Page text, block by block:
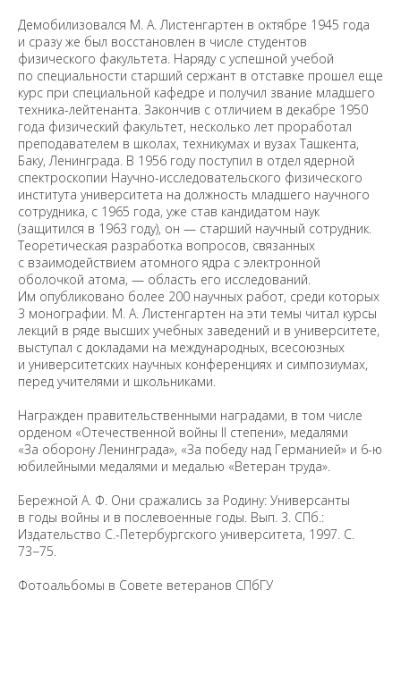
Демобилизовался М. А. Листенгартен в октябре 1945 года
и сразу же был восстановлен в числе студентов
физического факультета. Наряду с успешной учебой
по специальности старший сержант в отставке прошел еще
курс при специальной кафедре и получил звание младшего
техника-лейтенанта. Закончив с отличием в декабре 1950
года физический факультет, несколько лет проработал
преподавателем в школах, техникумах и вузах Ташкента,
Баку, Ленинграда. В 1956 году поступил в отдел ядерной
спектроскопии Научно-исследовательского физического
института университета на должность младшего научного
сотрудника, с 1965 года, уже став кандидатом наук
(защитился в 1963 году), он — старший научный сотрудник.
Теоретическая разработка вопросов, связанных
с взаимодействием атомного ядра с электронной
оболочкой атома, — область его исследований.
Им опубликовано более 200 научных работ, среди которых
3 монографии. М. А. Листенгартен на эти темы читал курсы
лекций в ряде высших учебных заведений и в университете,
выступал с докладами на международных, всесоюзных
и университетских научных конференциях и симпозиумах,
перед учителями и школьниками.
Награжден правительственными наградами, в том числе
орденом «Отечественной войны II степени», медалями
«За оборону Ленинграда», «За победу над Германией» и 6-ю
юбилейными медалями и медалью «Ветеран труда».
Бережной А. Ф. Они сражались за Родину: Универсанты
в годы войны и в послевоенные годы. Вып. 3. СПб.:
Издательство С.-Петербургского университета, 1997. С.
73−75.
Фотоальбомы в Совете ветеранов СПбГУ